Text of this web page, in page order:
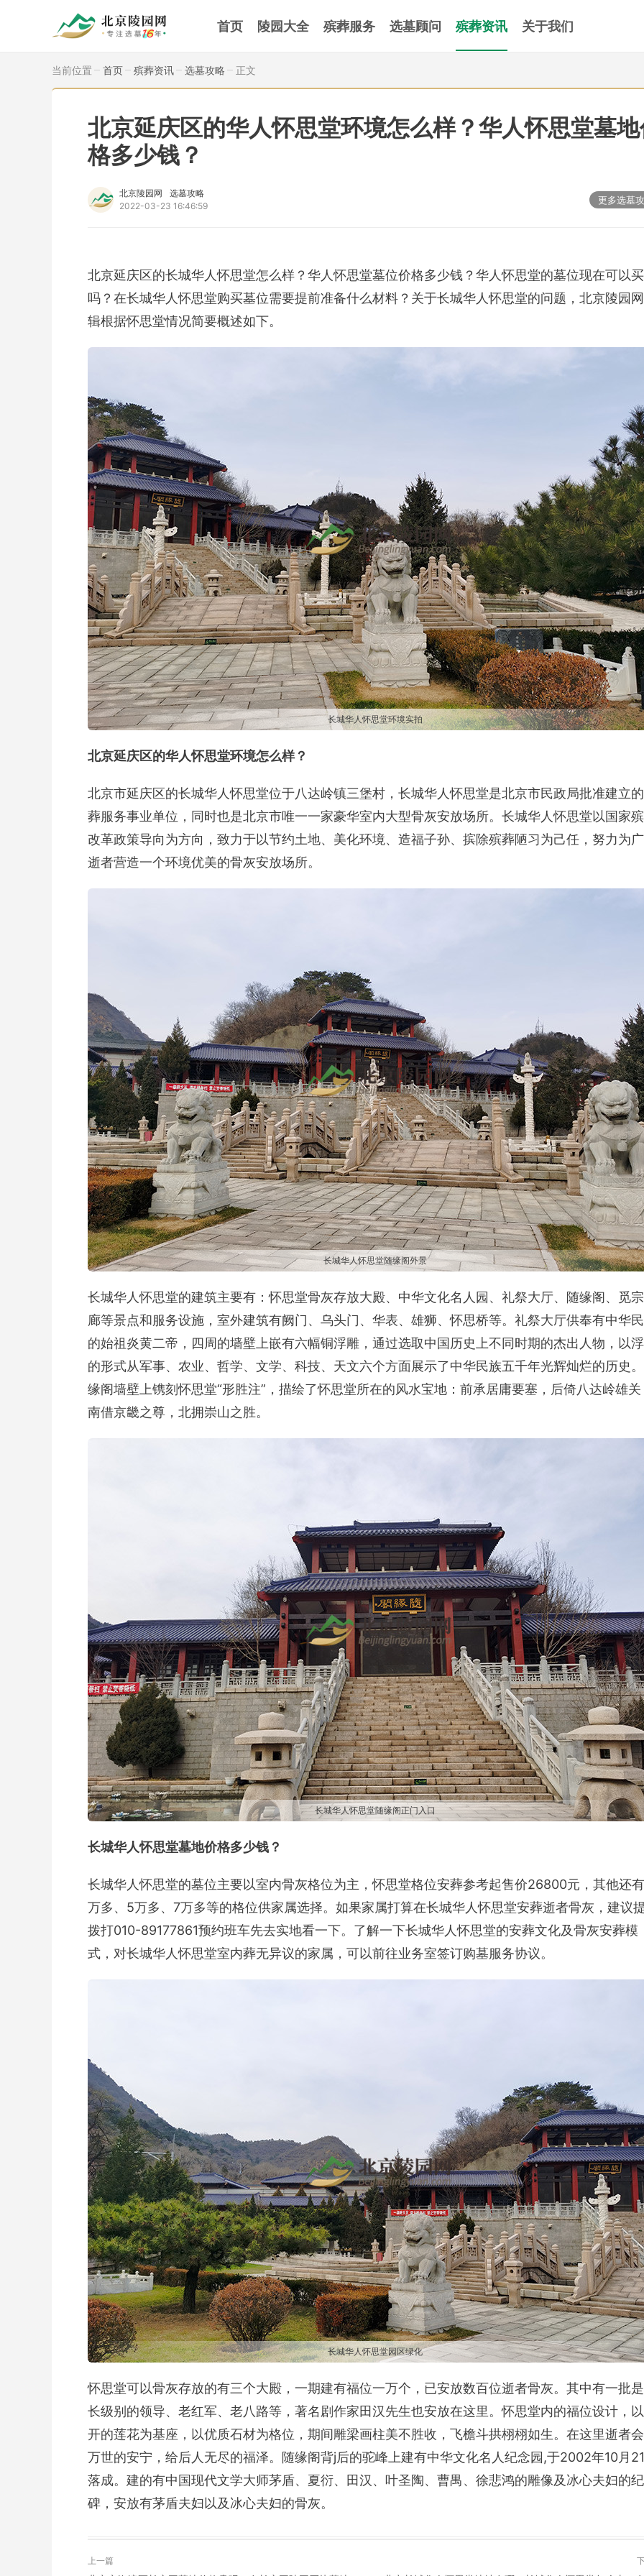
首页 陵园大全 殡葬服务 选墓顾问 殡葬资讯 关于我们
当前位置 首页 殡葬资讯 选墓攻略 正文
北京延庆区的华人怀思堂环境怎么样？华人怀思堂墓
格多少钱？
北京陵园网
选墓攻略
2022-03-23 16:46:59
更多选墓
北京延庆区的长城华人怀思堂怎么样？华人怀思堂墓位价格多少钱？华人怀思堂的墓位现在可以买
吗？在长城华人怀思堂购买墓位需要提前准备什么材料？关于长城华人怀思堂的问题，北京陵园
辑根据怀思堂情况简要概述如下。
长城华人怀思堂环境实拍
北京延庆区的华人怀思堂环境怎么样？
北京市延庆区的长城华人怀思堂位于八达岭镇三堡村，长城华人怀思堂是北京市民政局批准建立
葬服务事业单位，同时也是北京市唯一一家豪华室内大型骨灰安放场所。长城华人怀思堂以国家
改革政策导向为方向，致力于以节约土地、美化环境、造福子孙、摈除殡葬陋习为己任，努力为
逝者营造一个环境优美的骨灰安放场所。
长城华人怀思堂随缘阁外景
长城华人怀思堂的建筑主要有：怀思堂骨灰存放大殿、中华文化名人园、礼祭大厅、随缘阁、觅
廊等景点和服务设施，室外建筑有阙门、乌头门、华表、雄狮、怀思桥等。礼祭大厅供奉有中华
的始祖炎黄二帝，四周的墙壁上嵌有六幅铜浮雕，通过选取中国历史上不同时期的杰出人物，以
的形式从军事、农业、哲学、文学、科技、天文六个方面展示了中华民族五千年光辉灿烂的历史
缘阁墙壁上镌刻怀思堂“形胜注”，描绘了怀思堂所在的风水宝地：前承居庸要塞，后倚八达岭雄关
南借京畿之尊，北拥崇山之胜。
长城华人怀思堂随缘阁正门入口
长城华人怀思堂墓地价格多少钱？
长城华人怀思堂的墓位主要以室内骨灰格位为主，怀思堂格位安葬参考起售价26800元，其他还
万多、5万多、7万多等的格位供家属选择。如果家属打算在长城华人怀思堂安葬逝者骨灰，建议
拨打010-89177861预约班车先去实地看一下。了解一下长城华人怀思堂的安葬文化及骨灰安葬模
式，对长城华人怀思堂室内葬无异议的家属，可以前往业务室签订购墓服务协议。
长城华人怀思堂园区绿化
怀思堂可以骨灰存放的有三个大殿，一期建有福位一万个，已安放数百位逝者骨灰。其中有一批
长级别的领导、老红军、老八路等，著名剧作家田汉先生也安放在这里。怀思堂内的福位设计，
开的莲花为基座，以优质石材为格位，期间雕梁画柱美不胜收，飞檐斗拱栩栩如生。在这里逝者
万世的安宁，给后人无尽的福泽。随缘阁背j后的驼峰上建有中华文化名人纪念园,于2002年10月
落成。建的有中国现代文学大师茅盾、夏衍、田汉、叶圣陶、曹禺、徐悲鸿的雕像及冰心夫妇的
碑，安放有茅盾夫妇以及冰心夫妇的骨灰。
上一篇